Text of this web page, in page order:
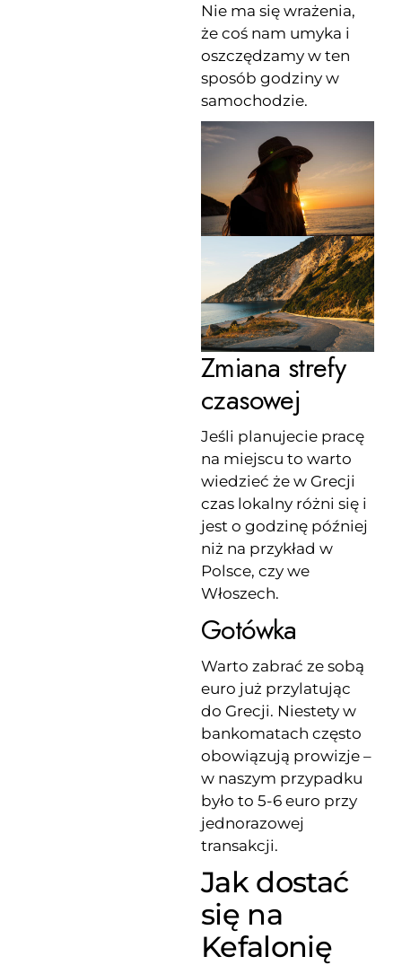
Nie ma się wrażenia,
że coś nam umyka i
oszczędzamy w ten
sposób godziny w
samochodzie.
Zmiana strefy
czasowej
Jeśli planujecie pracę
na miejscu to warto
wiedzieć że w Grecji
czas lokalny różni się i
jest o godzinę później
niż na przykład w
Polsce, czy we
Włoszech.
Gotówka
Warto zabrać ze sobą
euro już przylatując
do Grecji. Niestety w
bankomatach często
obowiązują prowizje –
w naszym przypadku
było to 5-6 euro przy
jednorazowej
transakcji.
Jak dostać
się na
Kefalonię